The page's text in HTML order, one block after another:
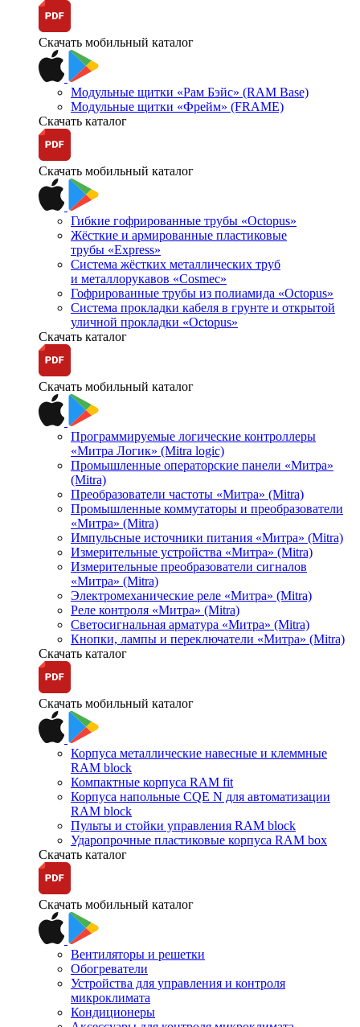
Скачать мобильный каталог
Модульные щитки «Рам Бэйс» (RAM Base)
Модульные щитки «Фрейм» (FRAME)
Скачать каталог
Скачать мобильный каталог
Гибкие гофрированные трубы «Octopus»
Жёсткие и армированные пластиковые
трубы «Express»
Система жёстких металлических труб
и металлорукавов «Cosmec»
Гофрированные трубы из полиамида «Octopus»
Система прокладки кабеля в грунте и открытой
уличной прокладки «Octopus»
Скачать каталог
Скачать мобильный каталог
Программируемые логические контроллеры
«Митра Логик» (Mitra logic)
Промышленные операторские панели «Митра»
(Mitra)
Преобразователи частоты «Митра» (Mitra)
Промышленные коммутаторы и преобразователи
«Митра» (Mitra)
Импульсные источники питания «Митра» (Mitra)
Измерительные устройства «Митра» (Mitra)
Измерительные преобразователи сигналов
«Митра» (Mitra)
Электромеханические реле «Митра» (Mitra)
Реле контроля «Митра» (Mitra)
Светосигнальная арматура «Митра» (Mitra)
Кнопки, лампы и переключатели «Митра» (Mitra)
Скачать каталог
Скачать мобильный каталог
Корпуса металлические навесные и клеммные
RAM block
Компактные корпуса RAM fit
Корпуса напольные CQE N для автоматизации
RAM block
Пульты и стойки управления RAM block
Ударопрочные пластиковые корпуса RAM box
Скачать каталог
Скачать мобильный каталог
Вентиляторы и решетки
Обогреватели
Устройства для управления и контроля
микроклимата
Кондиционеры